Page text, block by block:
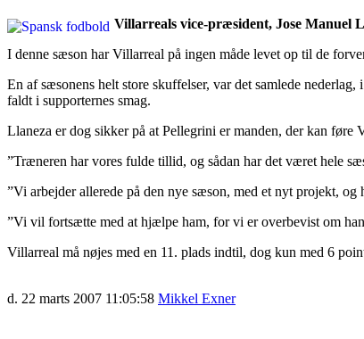
Villarreals vice-præsident, Jose Manuel
I denne sæson har Villarreal på ingen måde levet op til de
En af sæsonens helt store skuffelser, var det samlede
faldt i supporternes smag.
Llaneza er dog sikker på at Pellegrini er manden, der kan
”Træneren har vores fulde tillid, og sådan har det været hele
”Vi arbejder allerede på den nye sæson, med et nyt projekt,
”Vi vil fortsætte med at hjælpe ham, for vi er overbevist om
Villarreal må nøjes med en 11. plads indtil, dog kun med 6
d. 22 marts 2007 11:05:58 Mikkel Exner